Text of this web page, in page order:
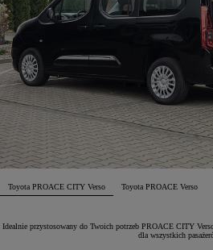
Toyota PROACE CITY Verso Toyota PROACE Verso
Idealnie przystosowany do Twoich potrzeb PROACE CITY
dla wszystkich